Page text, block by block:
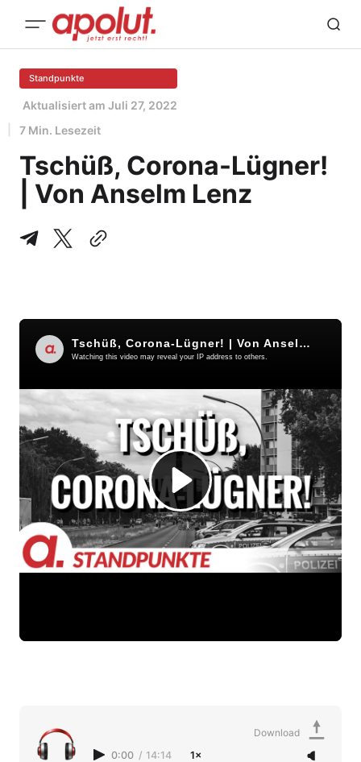
Standpunkte
Aktualisiert am Juli 27, 2022
7 Min. Lesezeit
Tschüß, Corona-Lügner!
| Von Anselm Lenz
0:00 / 14:14 1×
Download